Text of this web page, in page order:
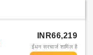
INR66,219
ईंधन सरचार्ज शामिल है